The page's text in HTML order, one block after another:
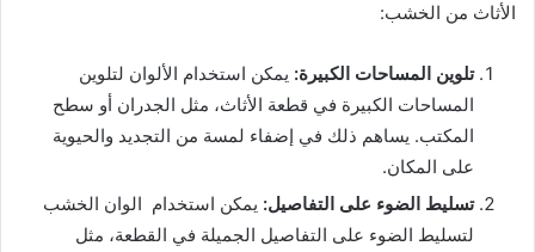
الأثاث من الخشب:
تلوين المساحات الكبيرة: يمكن استخدام الألوان لتلوين
المساحات الكبيرة في قطعة الأثاث، مثل الجدران أو سطح
المكتب. يساهم ذلك في إضفاء لمسة من التجديد والحيوية
على المكان.
تسليط الضوء على التفاصيل: يمكن استخدام الوان الخشب
لتسليط الضوء على التفاصيل الجميلة في القطعة، مثل